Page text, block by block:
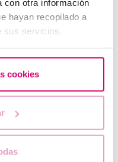
con otra información
hayan recopilado a
sus servicios.
cookies
y le dijeron que
el deceso fue